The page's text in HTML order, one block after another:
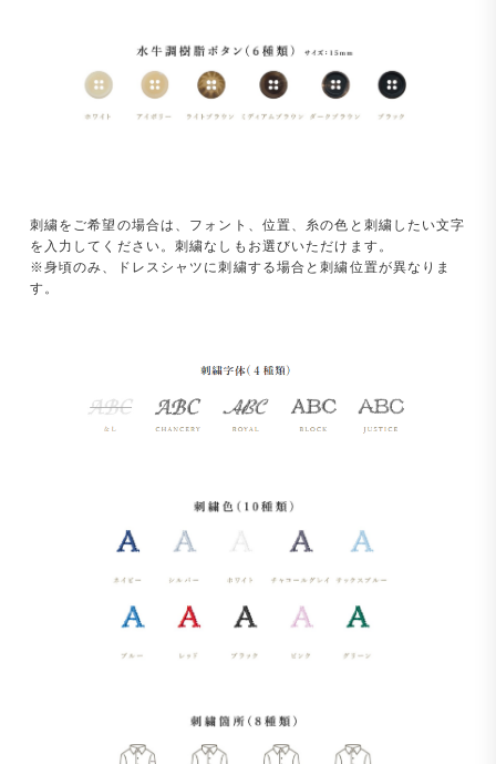
刺繍をご希望の場合は、フォント、位置、糸の色と刺繍したい文字
を入力してください。刺繍なしもお選びいただけます。
※身頃のみ、ドレスシャツに刺繍する場合と刺繍位置が異なりま
す。